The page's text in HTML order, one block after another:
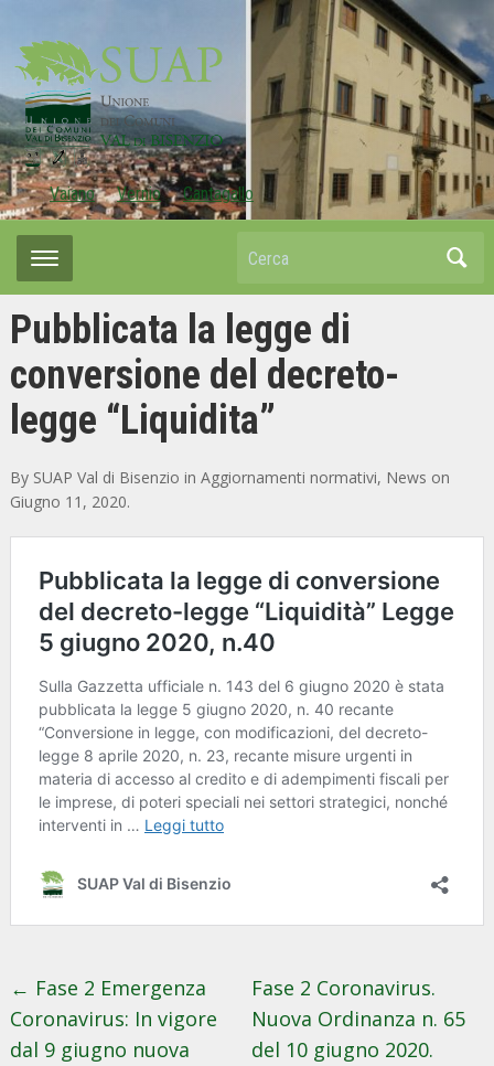
Vaiano Vernio Cantagallo
Cerca
Pubblicata la legge di
conversione del decreto-
legge “Liquidita”
By SUAP Val di Bisenzio in Aggiornamenti normativi, News on
Giugno 11, 2020.
← Fase 2 Emergenza
Coronavirus: In vigore
dal 9 giugno nuova
Fase 2 Coronavirus.
Nuova Ordinanza n. 65
del 10 giugno 2020.